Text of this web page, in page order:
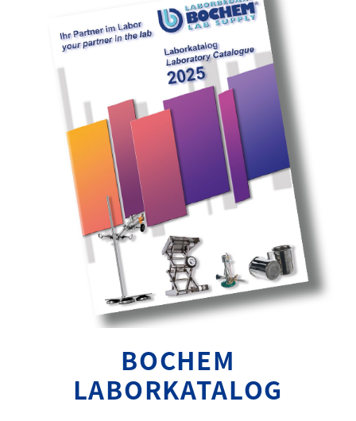
BOCHEM
LABORKATALOG